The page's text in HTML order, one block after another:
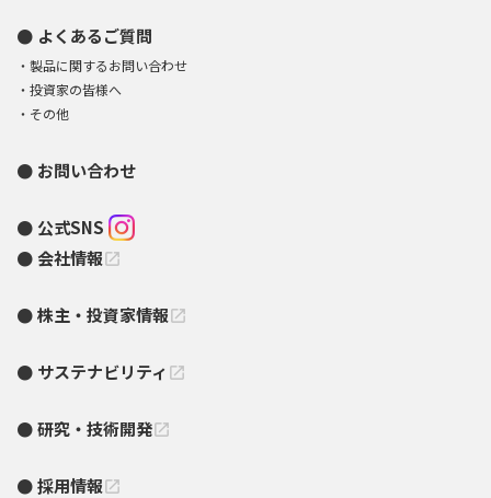
よくあるご質問
製品に関するお問い合わせ
投資家の皆様へ
その他
お問い合わせ
公式SNS
会社情報open_in_new
株主・投資家情報open_in_new
サステナビリティ open_in_new
研究・技術開発open_in_new
採用情報open_in_new